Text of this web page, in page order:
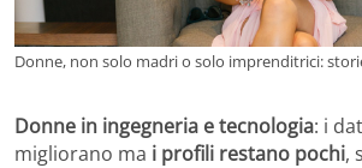
Donne, non solo madri o solo imprenditrici:
Donne in ingegneria e tecnologia: i
migliorano ma i profili restano pochi,